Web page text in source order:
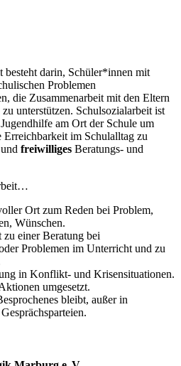
besteht darin, Schüler*innen mit
Problemen
die Zusammenarbeit mit den Eltern
unterstützen. Schulsozialarbeit ist
am Ort der Schule um
Erreichbarkeit im Schulalltag zu
und freiwilliges Beratungs- und
Ort zum Reden bei Problem,
Wünschen.
einer Beratung bei
Problemen im Unterricht und zu
in Konflikt- und Krisensituationen.
umgesetzt.
bleibt, außer in